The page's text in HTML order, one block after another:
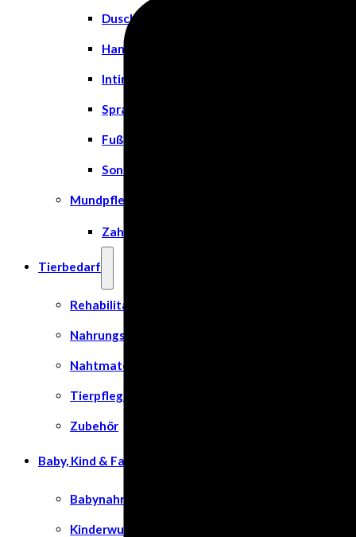
Duschgel
Handpflege
Intimpflege
Spray
Fußpflege
Sonnenschutz
Mundpflege
Zahn- und Mundpflege
Tierbedarf
Rehabilitation & Orthopädie
Nahrungsergänzungsmittel
Nahtmaterial
Tierpflege
Zubehör
Baby, Kind & Familie
Babynahrung
Kinderwunsch